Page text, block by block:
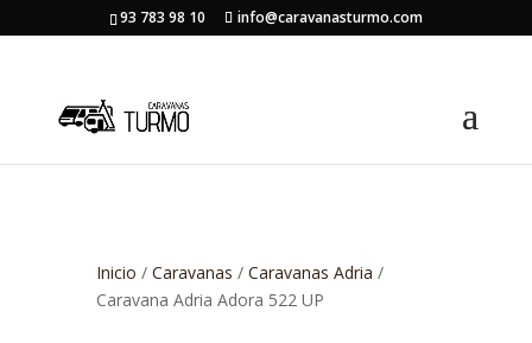
93 783 98 10 info@caravanasturmo.com
Inicio / Caravanas / Caravanas Adria /
Caravana Adria Adora 522 UP